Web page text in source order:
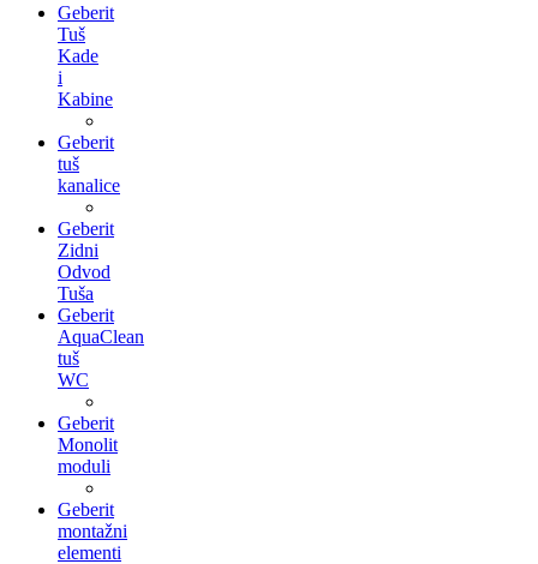
Geberit
Tuš
Kade
i
Kabine
Geberit
tuš
kanalice
Geberit
Zidni
Odvod
Tuša
Geberit
AquaClean
tuš
WC
Geberit
Monolit
moduli
Geberit
montažni
elementi